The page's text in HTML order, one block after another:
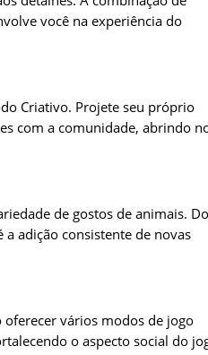
você na experiência do
Criativo. Projete seu próprio
com a comunidade, abrindo
de gostos de animais. Do
adição consistente de novas
oferecer vários modos de jogo
o aspecto social do